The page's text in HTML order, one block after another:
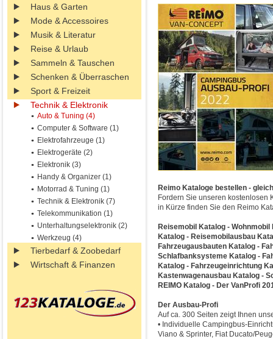
Haus & Garten
Mode & Accessoires
Musik & Literatur
Reise & Urlaub
Sammeln & Tauschen
Schenken & Überraschen
Sport & Freizeit
Technik & Elektronik
Auto & Tuning (4)
Computer & Software (1)
Elektrofahrzeuge (1)
Elektrogeräte (2)
Elektronik (3)
Handy & Organizer (1)
Motorrad & Tuning (1)
Technik & Elektronik (7)
Telekommunikation (1)
Unterhaltungselektronik (2)
Werkzeug (4)
Tierbedarf & Zoobedarf
Wirtschaft & Finanzen
Reimo Kataloge bestellen -
Fordern Sie unseren kostenlosen
in Kürze finden Sie den Reimo
Reisemobil Katalog -
Katalog - Reisemobilausbau
Fahrzeugausbauten Katalog -
Schlafbanksysteme Katalog -
Katalog - Fahrzeugeinrichtung
Kastenwagenausbau Katalog -
REIMO Katalog - Der VanProfi
Der Ausbau-Profi
Auf ca. 300 Seiten zeigt Ihnen
• Individuelle Campingbus-
Viano & Sprinter, Fiat Ducato/